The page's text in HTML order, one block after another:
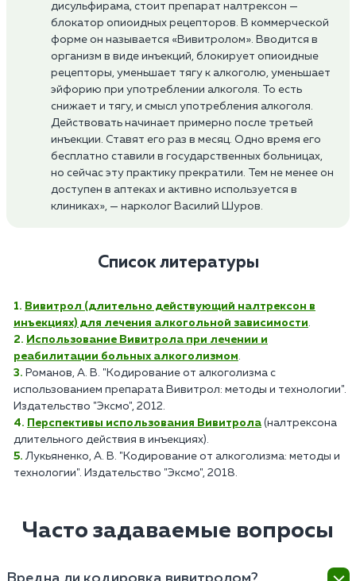
дисульфирама, стоит препарат налтрексон —
блокатор опиоидных рецепторов. В коммерческой
форме он называется «Вивитролом». Вводится в
организм в виде инъекций, блокирует опиоидные
рецепторы, уменьшает тягу к алкоголю, уменьшает
эйфорию при употреблении алкоголя. То есть
снижает и тягу, и смысл употребления алкоголя.
Действовать начинает примерно после третьей
инъекции. Ставят его раз в месяц. Одно время его
бесплатно ставили в государственных больницах,
но сейчас эту практику прекратили. Тем не менее он
доступен в аптеках и активно используется в
клиниках», — нарколог Василий Шуров.
Список литературы
Вивитрол (длительно действующий налтрексон в
инъекциях) для лечения алкогольной зависимости.
Использование Вивитрола при лечении и
реабилитации больных алкоголизмом.
Романов, А. В. "Кодирование от алкоголизма с
использованием препарата Вивитрол: методы и технологии".
Издательство "Эксмо", 2012.
Перспективы использования Вивитрола (налтрексона
длительного действия в инъекциях).
Лукьяненко, А. В. "Кодирование от алкоголизма: методы и
технологии". Издательство "Эксмо", 2018.
Часто задаваемые вопросы